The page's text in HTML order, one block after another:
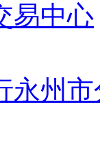
易中心
永州